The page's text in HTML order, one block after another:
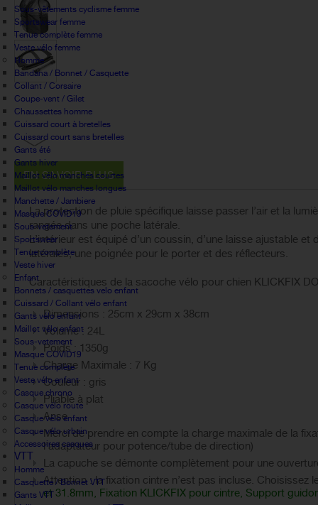
Sous-vêtements cyclisme femme
Sportswear femme
Tenue complète femme
Veste vélo femme
Homme
Bandana / Bonnet / Casquette
Collant / Corsaire
Coupe-vent / Gilet
Chaussettes homme
Cuissard court à bretelles
Cuissard court sans bretelles
Gants été
Gants hiver
Maillot vélo manches courtes
Maillot vélo manches longues
Manchette / Jambiere
Masque COVID19
Sous-vetement
Sportswear
Tenue complète
Veste hiver
Enfant
Bonnets / casquettes velo enfant
Cuissard / Collant vélo enfant
Gants vélo enfant
Maillot vélo enfant
Sous-vetement
Masque COVID19
Tenue complète
Veste vélo enfant
Casque chrono
Casque vélo route
Casque vélo enfant
Casque vélo urbain
Accessoires casques
VTT
Homme
Casquette / Bonnet VTT
Gants VTT
EN SAVOIR PLUS
La protection de pluie spécifique laisse passer l’air et la
rangée dans une poche latérale.
L’intérieur est équipé d’un coussin, d’une laisse ajustable
latérales, une poignée pour le porter et des réflecteurs.
Caractéristiques de la sacoche vélo pour chien KLICKFIX
Dimensions : 25cm x 29cm x 38cm
Volume : 24L
Poids : 1350g
Charge Maximale : 7 Kg
Couleur : gris
Pliable à plat
Anse
Merci de prendre en compte la charge maximale de la
l’adaptateur pour potence/tube de direction)
La capuche se démonte complètement pour une
Attention : la fixation cintre n’est pas incluse.
et 31.8mm, Fixation KLICKFIX pour cintre, Support